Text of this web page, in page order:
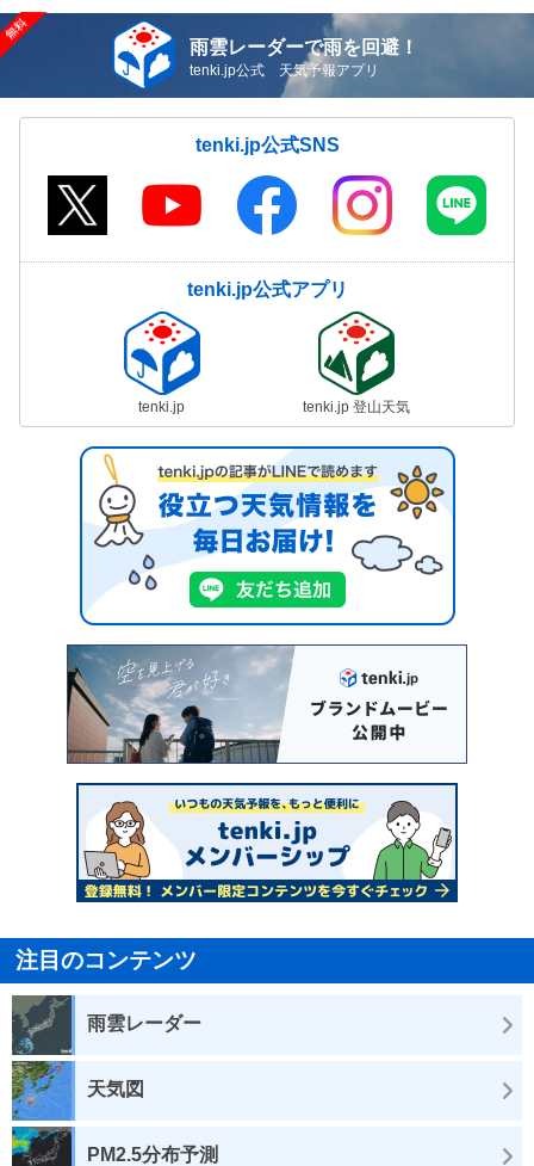
雨雲レーダーで雨を回避！
tenki.jp公式 天気予報アプリ
tenki.jp公式SNS
tenki.jp公式アプリ
tenki.jp tenki.jp 登山天気
注目のコンテンツ
雨雲レーダー
天気図
PM2.5分布予測